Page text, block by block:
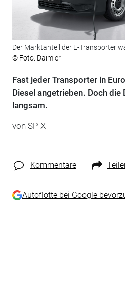
Der Marktanteil der E-Transporter
© Foto: Daimler
Fast jeder Transporter in
Diesel angetrieben. Doch
langsam.
von SP-X
Kommentare
Autoflotte bei Google